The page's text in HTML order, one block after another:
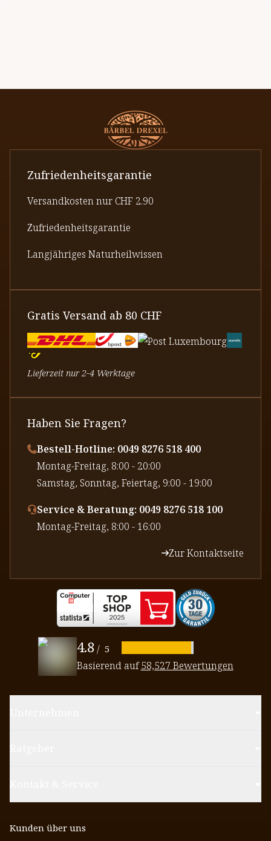
Zufriedenheitsgarantie
Versandkosten nur CHF 2.90
Zufriedenheitsgarantie
Langjähriges Naturheilwissen
Gratis Versand ab 80 CHF
Lieferzeit nur 2-4 Werktage
Haben Sie Fragen?
Bestell-Hotline: 0049 8276 518 400
⁠Montag-Freitag, 8:00 - 20:00
⁠Samstag, Sonntag, Feiertag, 9:00 - 19:00
Service & Beratung: 0049 8276 518 100
⁠Montag-Freitag, 8:00 - 16:00
Zur Kontaktseite
4.8 / 5
Basierend auf58,527 Bewertungen
Kunden über uns